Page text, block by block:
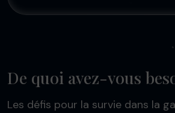
De quoi avez-vous
Les défis pour la survie dans la